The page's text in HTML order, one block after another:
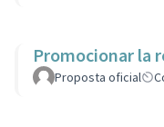
Promocionar la
Proposta oficial